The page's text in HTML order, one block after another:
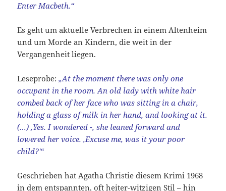
Enter Macbeth.“
Es geht um aktuelle Verbrechen in einem Altenheim
und um Morde an Kindern, die weit in der
Vergangenheit liegen.
Leseprobe:„At the moment there was only one
occupant in the room. An old lady with white hair
combed back of her face who was sitting in a chair,
holding a glass of milk in her hand, and looking at it.
(…) ‚Yes. I wondered -‚ she leaned forward and
lowered her voice. ‚Excuse me, was it your poor
child?'“
Geschrieben hat Agatha Christie diesem Krimi 1968
in dem entspannten, oft heiter-witzigen Stil – hin